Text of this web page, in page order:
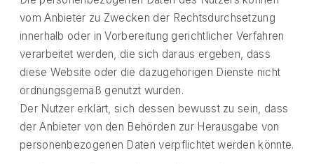
vom Anbieter zu Zwecken der Rechtsdurchsetzung
innerhalb oder in Vorbereitung gerichtlicher Verfahren
verarbeitet werden, die sich daraus ergeben, dass
diese Website oder die dazugehörigen Dienste nicht
ordnungsgemäß genutzt wurden.
Der Nutzer erklärt, sich dessen bewusst zu sein, dass
der Anbieter von den Behörden zur Herausgabe von
personenbezogenen Daten verpflichtet werden könnte.